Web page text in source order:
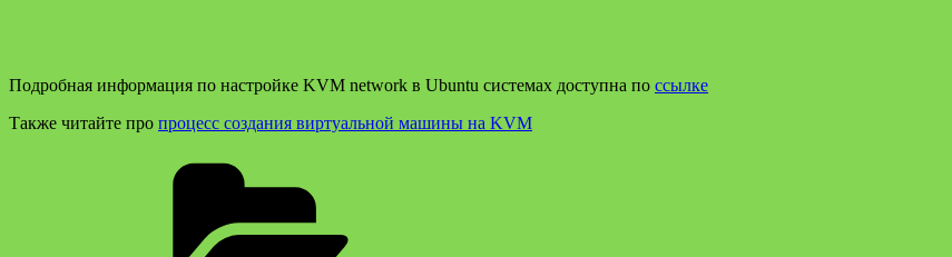
Подробная информация по настройке KVM network в Ubuntu системах доступна по ссылке
Также читайте про процесс создания виртуальной машины на KVM